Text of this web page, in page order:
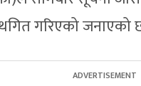
गरिएको जनाएको